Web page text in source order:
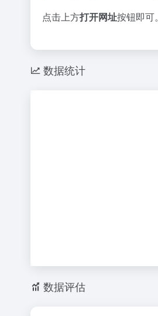
点击上方打开网址按钮即可。
数据统计
数据评估